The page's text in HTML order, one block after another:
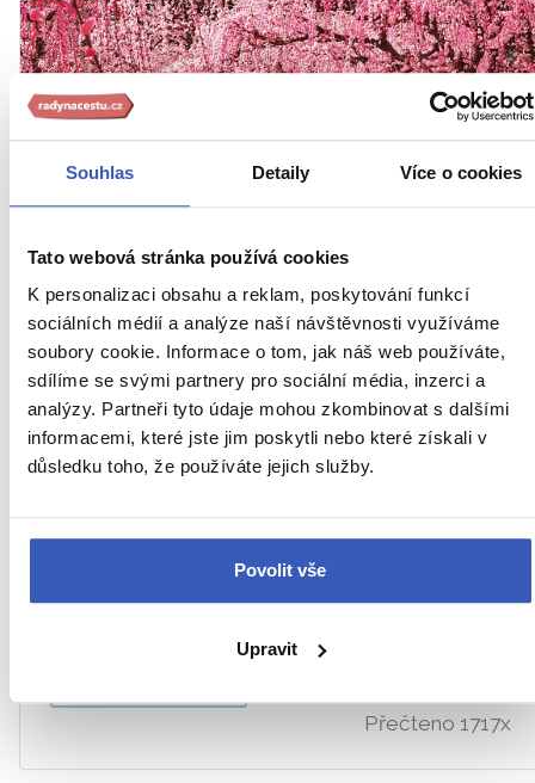
Souhlas Detaily Více o cookies
Tato webová stránka používá cookies
K personalizaci obsahu a reklam, poskytování funkcí
sociálních médií a analýze naší návštěvnosti využíváme
soubory cookie. Informace o tom, jak náš web používáte,
sdílíme se svými partnery pro sociální média, inzerci a
analýzy. Partneři tyto údaje mohou zkombinovat s dalšími
informacemi, které jste jim poskytli nebo které získali v
důsledku toho, že používáte jejich služby.
Povolit vše
Upravit
švestek v japonském městě
Sugita aneb Jak jsem
(ne)zapadla a viděla víc!
Vraťte se se mnou o necelé dva měsíce dozadu. Je
půlka února, je teplo, ale do jara daleko. Nicméně
pod slunečními paprsky začínají pučet švestky
skrze mrazivý studený vánek prodraly k prvním
paprskům slunce. Jsou obaleny květy různých odstínů
Přečteno 1717x